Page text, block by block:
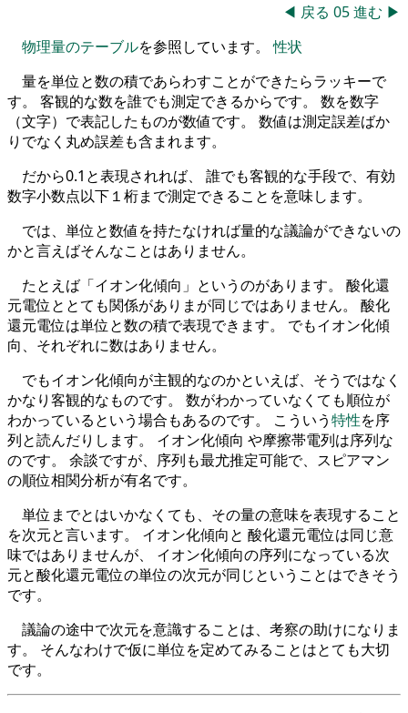
◀ 戻る 05進む ▶
物理量のテーブルを参照しています。性状
量を単位と数の積であらわすことができたらラッキーで
す。 客観的な数を誰でも測定できるからです。 数を数字
（文字）で表記したものが数値です。 数値は測定誤差ばか
りでなく丸め誤差も含まれます。
だから0.1と表現されれば、 誰でも客観的な手段で、有効
数字小数点以下１桁まで測定できることを意味します。
では、単位と数値を持たなければ量的な議論ができないの
かと言えばそんなことはありません。
たとえば「イオン化傾向」というのがあります。 酸化還
元電位ととても関係がありまが同じではありません。 酸化
還元電位は単位と数の積で表現できます。 でもイオン化傾
向、それぞれに数はありません。
でもイオン化傾向が主観的なのかといえば、そうではなく
かなり客観的なものです。 数がわかっていなくても順位が
わかっているという場合もあるのです。 こういう特性を序
列と読んだりします。 イオン化傾向 や摩擦帯電列は序列な
のです。 余談ですが、序列も最尤推定可能で、スピアマン
の順位相関分析が有名です。
単位までとはいかなくても、その量の意味を表現すること
を次元と言います。 イオン化傾向と 酸化還元電位は同じ意
味ではありませんが、 イオン化傾向の序列になっている次
元と酸化還元電位の単位の次元が同じということはできそう
です。
議論の途中で次元を意識することは、考察の助けになりま
す。 そんなわけで仮に単位を定めてみることはとても大切
です。